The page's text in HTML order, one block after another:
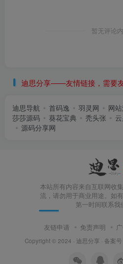
暂无评论
迪思分享——友情链接，需要
迪思导航 首码逸 羽灵网 网
莎莎源码
葵花宝典 秃头张
源码分享网
本站所有内容来自互联网收
流，请勿用于商业用途。如
第一时间联系我
友链申请 免责声明
Copyright © 2024 · 迪思分享 · 备案号